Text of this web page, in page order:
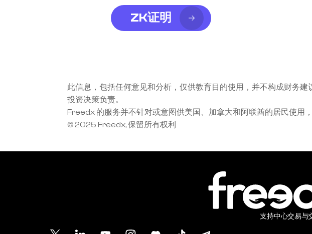
ZK证明
此信息，包括任何意见和分析，仅供教育目的使用，并不构成财务
投资决策负责。
Freedx 的服务并不针对或意图供美国、加拿大和阿联酋的居民使用
© 2025 Freedx, 保留所有权利
支持中心交易与